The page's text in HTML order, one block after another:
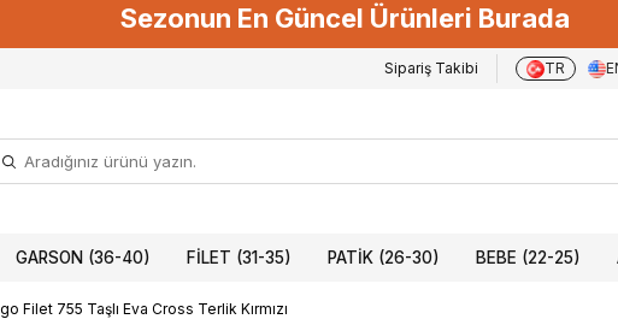
Sezonun En Güncel Ürünleri Burada
Sipariş Takibi TR
GARSON (36-40) FILET (31-35) PATIK (26-30) BEBE (22-25)
Filet 755 Taşlı Eva Cross Terlik Kırmızı